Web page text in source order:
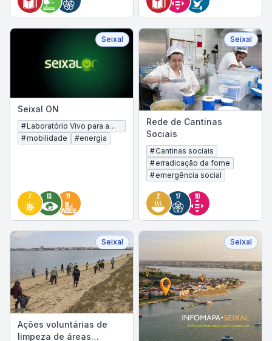
Seixal
Seixal ON
#Laboratório Vivo para a
Descarbonização
#mobilidade #energia
Seixal
Rede de Cantinas
Sociais
#Cantinas sociais
#erradicação da fome
#emergência social
Seixal
Ações voluntárias de
limpeza de áreas
Seixal